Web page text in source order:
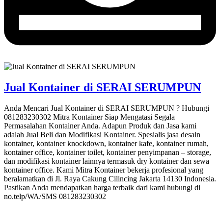
Jual Kontainer di SERAI SERUMPUN
Anda Mencari Jual Kontainer di SERAI SERUMPUN ? Hubungi
081283230302 Mitra Kontainer Siap Mengatasi Segala
Permasalahan Kontainer Anda. Adapun Produk dan Jasa kami
adalah Jual Beli dan Modifikasi Kontainer. Spesialis jasa desain
kontainer, kontainer knockdown, kontainer kafe, kontainer rumah,
kontainer office, kontainer toilet, kontainer penyimpanan – storage,
dan modifikasi kontainer lainnya termasuk dry kontainer dan sewa
kontainer office. Kami Mitra Kontainer bekerja profesional yang
beralamatkan di Jl. Raya Cakung Cilincing Jakarta 14130 Indonesia.
Pastikan Anda mendapatkan harga terbaik dari kami hubungi di
no.telp/WA/SMS 081283230302